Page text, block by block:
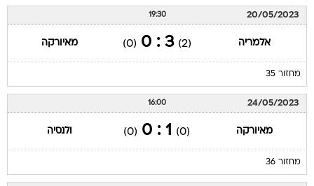
20/05/2023
19:30
אלמריה (2)
3 : 0
(0) מאיורקה
מחזור 35
24/05/2023
16:00
מאיורקה (0)
1 : 0
(0) ולנסיה
מחזור 36